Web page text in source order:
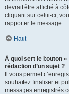
devrait être affiché à
cliquant sur celui-ci,
rapporter le message.
Haut
À quoi sert le bouton
rédaction d’un sujet ?
Il vous permet
souhaitez finaliser et
messages enregistrés